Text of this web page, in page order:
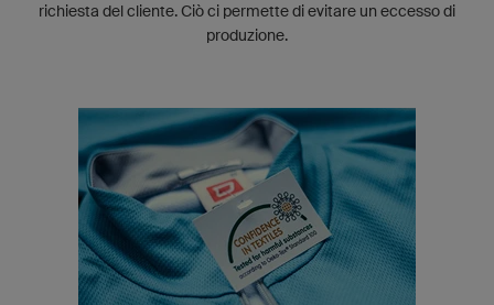
richiesta del cliente. Ciò ci permette di evitare un eccesso di
produzione.